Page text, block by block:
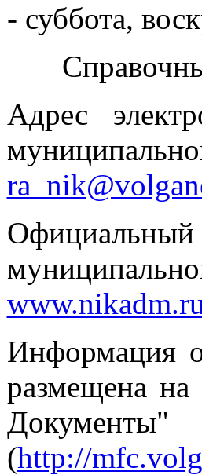
- суббота,
Адрес
Официальный
Информация
размещена
(http://